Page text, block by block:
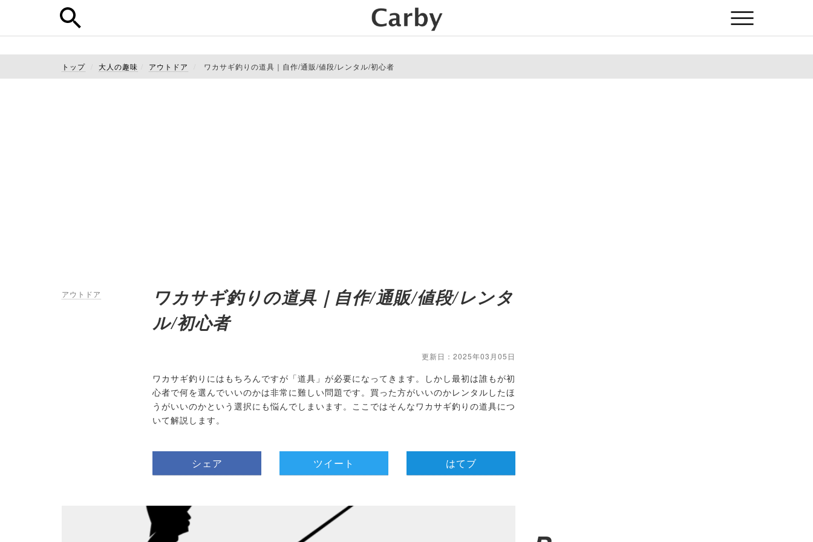
トップ 大人の趣味 アウトドア ワカサギ釣りの道具｜自作/通販/値段/レンタル/初心者
アウトドア
ワカサギ釣りの道具｜自作/通販/値段/レンタ
ル/初心者
更新日：2025年03月05日
ワカサギ釣りにはもちろんですが「道具」が必要になってきます。しかし最初は誰もが初
心者で何を選んでいいのかは非常に難しい問題です。買った方がいいのかレンタルしたほ
うがいいのかという選択にも悩んでしまいます。ここではそんなワカサギ釣りの道具につ
いて解説します。
シェア ツイート はてブ